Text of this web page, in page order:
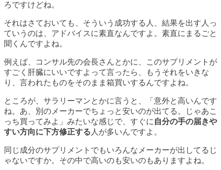
ろですけどね。
それはさておいても、そういう成功する人、結果を出す人っ
ていうのは、アドバイスに素直なんですよ。素直にまるごと
聞くんですよね。
例えば、コンサル先の会長さんとかに、このサプリメントが
すごく肝臓にいいですよって言ったら、もうそれをいきな
り、言われたものをそのまま箱買いするんですよね。
ところが、サラリーマンとかに言うと、「意外と高いんです
ね。あ、別のメーカーでちょっと安いのが出てる。じゃあこ
っち買ってみよ」みたいな感じで、すぐに 自分の手の届きや
すい方向に下方修正する 人が多いんですよ。
同じ成分のサプリメントでもいろんなメーカーが出してるじ
ゃないですか。その中で高いのも安いのもありますよね。